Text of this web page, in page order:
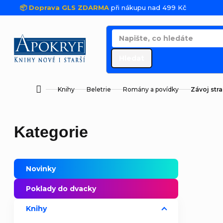
Přejít na obsah
📦 Doprava GLS ZDARMA při nákupu nad 499 Kč
DomůKnihy Beletrie Romány a povídky Závoj
Přeskočit kategorie
Kategorie
Novinky
Poklady do dvacky
Knihy